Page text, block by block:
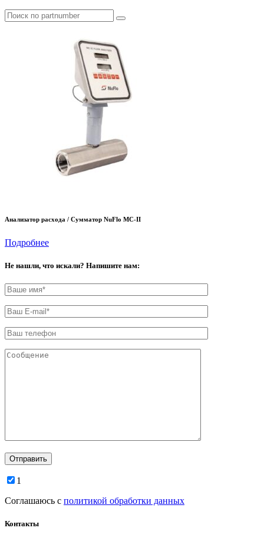
Анализатор расхода / Сумматор NuFlo MC-II
Подробнее
Не нашли, что искали? Напишите нам:
1
Соглашаюсь с политикой обработки данных
Контакты